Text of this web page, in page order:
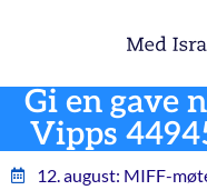
Gi en gave
Vipps
12. august: MIFF-